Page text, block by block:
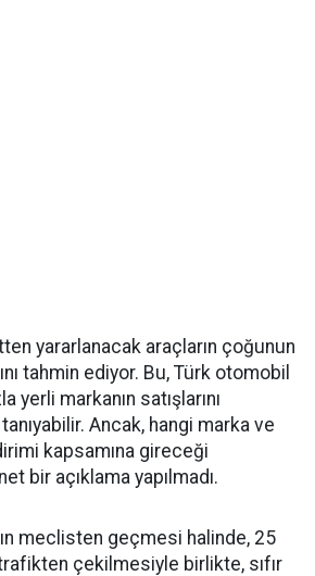
yararlanacak araçların çoğunun
tahmin ediyor. Bu, Türk otomobil
yerli markanın satışlarını
Ancak, hangi marka ve
kapsamına gireceği
bir açıklama yapılmadı.
meclisten geçmesi halinde, 25
çekilmesiyle birlikte, sıfır